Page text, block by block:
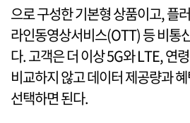
으로 구성한 기본형 상품이고, 플
라인동영상서비스(OTT) 등 비통
다. 고객은 더 이상 5G와 LTE, 연
비교하지 않고 데이터 제공량과
선택하면 된다.